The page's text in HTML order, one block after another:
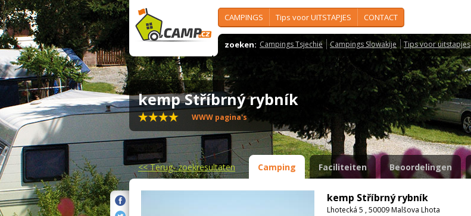
CAMPINGS Tips voor UITSTAPJES CONTACT
zoeken: Campings Tsjechië Campings Slowakije Tips voor uitstapjes
kemp Stříbrný rybník
WWW pagina's
<<Terug- zoekresultaten Camping Faciliteiten Beoordelingen
kemp Stříbrný rybník
Lhotecká 5 , 50009 Malšova Lhota